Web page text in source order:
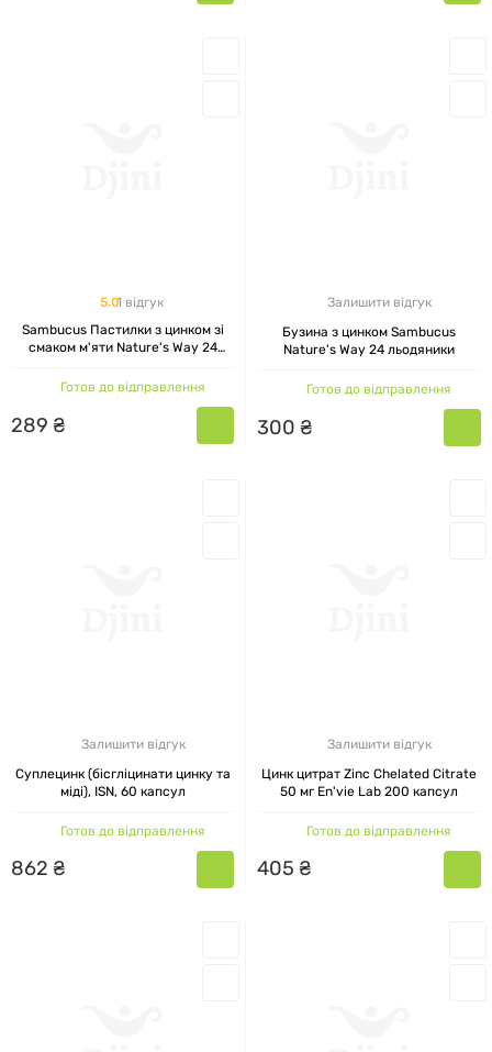
5.01 відгук
Sambucus Пастилки з цинком зі
смаком м'яти Nature's Way 24
Готов до відправлення
289 ₴
Залишити відгук
Бузина з цинком Sambucus
Nature's Way 24 льодяники
Готов до відправлення
300 ₴
Залишити відгук
Суплецинк (бісгліцинати цинку та
міді), ISN, 60 капсул
Готов до відправлення
862 ₴
Залишити відгук
Цинк цитрат Zinc Chelated Citrate
50 мг En'vie Lab 200 капсул
Готов до відправлення
405 ₴